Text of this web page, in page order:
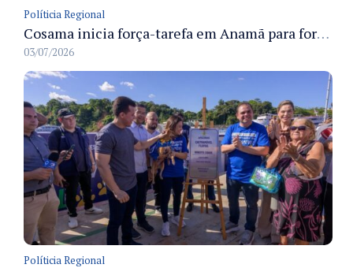
Políticia Regional
Cosama inicia força-tarefa em Anamã para fortalecer abastecimento de água e segurança hídrica da população
03/07/2026
Políticia Regional